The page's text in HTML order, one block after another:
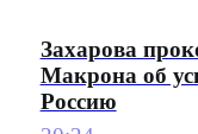
Захарова
Макрона об
Россию